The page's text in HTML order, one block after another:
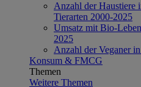
Anzahl der Haustiere
Tierarten 2000-2025
Umsatz mit Bio-
2025
Anzahl der Veganer
Konsum & FMCG
Themen
Weitere Themen